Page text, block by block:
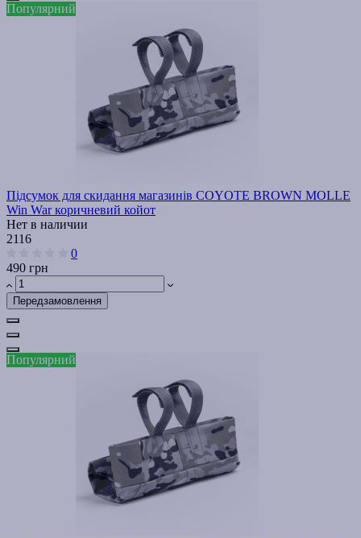
Популярний
Підсумок для скидання магазинів COYOTE BROWN MOLLE
Win War коричневий койот
Нет в наличии
2116
0
490 грн
Передзамовлення
Популярний